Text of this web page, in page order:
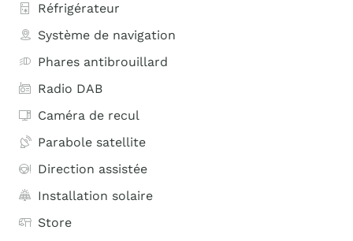
Réfrigérateur
Système de navigation
Phares antibrouillard
Radio DAB
Caméra de recul
Parabole satellite
Direction assistée
Installation solaire
Store